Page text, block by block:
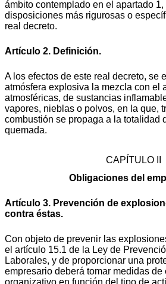
ámbito contemplado en el apartado
disposiciones más rigurosas o
real decreto.
Artículo 2. Definición.
A los efectos de este real decreto, se
atmósfera explosiva la mezcla con el
atmosféricas, de sustancias
vapores, nieblas o polvos, en la que,
combustión se propaga a la totalidad
quemada.
CAPÍTULO II
Obligaciones del
Artículo 3. Prevención de
contra éstas.
Con objeto de prevenir las
el artículo 15.1 de la Ley de
Laborales, y de proporcionar una
empresario deberá tomar medidas de
organizativo en función del tipo de